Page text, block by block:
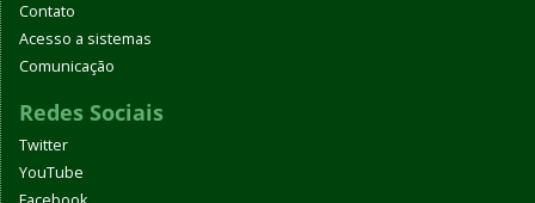
Contato
Acesso a sistemas
Comunicação
Redes Sociais
Twitter
YouTube